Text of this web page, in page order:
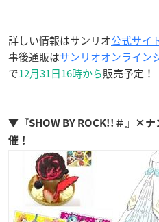
詳しい情報はサンリオ公式サイ
事後通販はサンリオオンライン
で12月31日16時から販売予定！
▼『SHOW BY ROCK!!＃』×ナ
催！